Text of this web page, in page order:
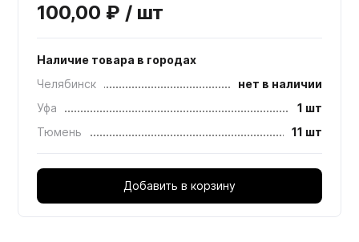
100,00 ₽ / шт
Наличие товара в городах
Челябинск
нет в наличии
Уфа
1 шт
Тюмень
11 шт
Добавить в корзину